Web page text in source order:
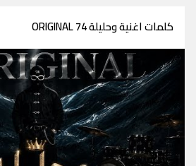
كلمات اغنية وحليلة ORIGINAL 74